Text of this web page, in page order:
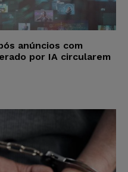
anúncios com
por IA circularem